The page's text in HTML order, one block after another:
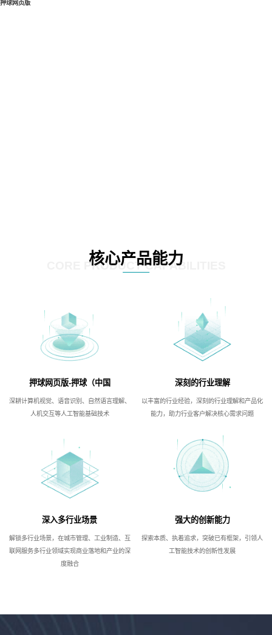
押球网页版
核心产品能力
CORE PRODUCT CAPABILITIES
押球网页版-押球（中国
深耕计算机视觉、语音识别、自然语言理解、
人机交互等人工智能基础技术
深刻的行业理解
以丰富的行业经验，深刻的行业理解和产品化
能力，助力行业客户解决核心需求问题
深入多行业场景
解锁多行业场景，在城市管理、工业制造、互
联网服务多行业领域实现商业落地和产业的深
度融合
强大的创新能力
探索本质、执着追求，突破已有框架，引领人
工智能技术的创新性发展